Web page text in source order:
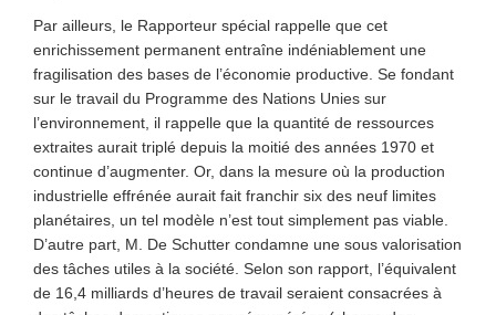
Par ailleurs, le Rapporteur spécial rappelle que cet
enrichissement permanent entraîne indéniablement une
fragilisation des bases de l’économie productive. Se fondant
sur le travail du Programme des Nations Unies sur
l’environnement, il rappelle que la quantité de ressources
extraites aurait triplé depuis la moitié des années 1970 et
continue d’augmenter. Or, dans la mesure où la production
industrielle effrénée aurait fait franchir six des neuf limites
planétaires, un tel modèle n’est tout simplement pas viable.
D’autre part, M. De Schutter condamne une sous valorisation
des tâches utiles à la société. Selon son rapport, l’équivalent
de 16,4 milliards d’heures de travail seraient consacrées à